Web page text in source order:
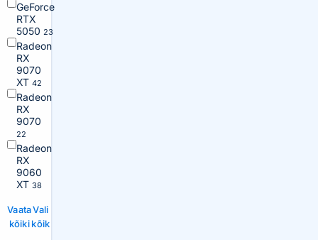
GeForce
RTX
5050 23
Radeon
RX
9070
XT 42
Radeon
RX
9070
22
Radeon
RX
9060
XT 38
Vaata
kõiki
Vali
kõik